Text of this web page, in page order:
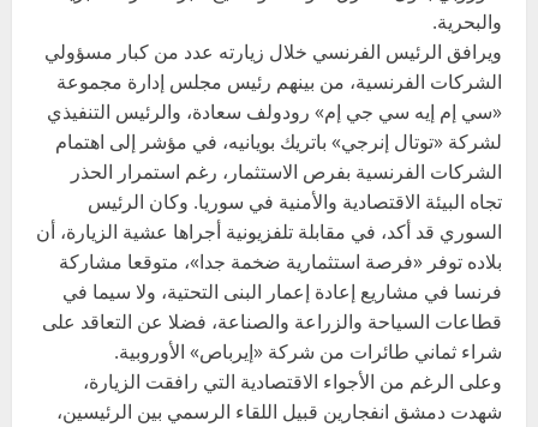
والبحرية.
ويرافق الرئيس الفرنسي خلال زيارته عدد من كبار مسؤولي
الشركات الفرنسية، من بينهم رئيس مجلس إدارة مجموعة
«سي إم إيه سي جي إم» رودولف سعادة، والرئيس التنفيذي
لشركة «توتال إنرجي» باتريك بويانيه، في مؤشر إلى اهتمام
الشركات الفرنسية بفرص الاستثمار، رغم استمرار الحذر
تجاه البيئة الاقتصادية والأمنية في سوريا. وكان الرئيس
السوري قد أكد، في مقابلة تلفزيونية أجراها عشية الزيارة، أن
بلاده توفر «فرصة استثمارية ضخمة جدا»، متوقعا مشاركة
فرنسا في مشاريع إعادة إعمار البنى التحتية، ولا سيما في
قطاعات السياحة والزراعة والصناعة، فضلا عن التعاقد على
شراء ثماني طائرات من شركة «إيرباص» الأوروبية.
وعلى الرغم من الأجواء الاقتصادية التي رافقت الزيارة،
شهدت دمشق انفجارين قبيل اللقاء الرسمي بين الرئيسين،